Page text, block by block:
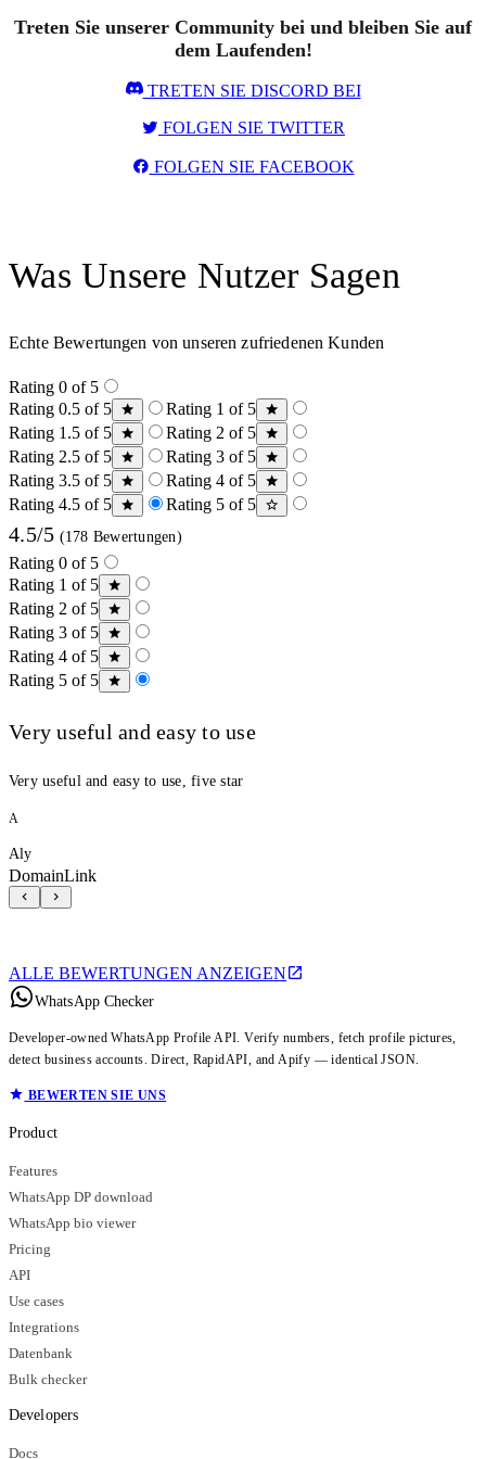
Treten Sie unserer Community bei und bleiben Sie auf
dem Laufenden!
TRETEN SIE DISCORD BEI
FOLGEN SIE TWITTER
FOLGEN SIE FACEBOOK
Was Unsere Nutzer Sagen
Echte Bewertungen von unseren zufriedenen Kunden
Rating 0 of 5
Rating 0.5 of 5
Rating 1 of 5
Rating 1.5 of 5
Rating 2 of 5
Rating 2.5 of 5
Rating 3 of 5
Rating 3.5 of 5
Rating 4 of 5
Rating 4.5 of 5
Rating 5 of 5
4.5/5 (178 Bewertungen)
Rating 0 of 5
Rating 1 of 5
Rating 2 of 5
Rating 3 of 5
Rating 4 of 5
Rating 5 of 5
Very useful and easy to use
Very useful and easy to use, five star
A
Aly
DomainLink
ALLE BEWERTUNGEN ANZEIGEN
WhatsApp Checker
Developer-owned WhatsApp Profile API. Verify numbers, fetch profile pictures,
detect business accounts. Direct, RapidAPI, and Apify — identical JSON.
BEWERTEN SIE UNS
Product
Features
WhatsApp DP download
WhatsApp bio viewer
Pricing
API
Use cases
Integrations
Datenbank
Bulk checker
Developers
Docs